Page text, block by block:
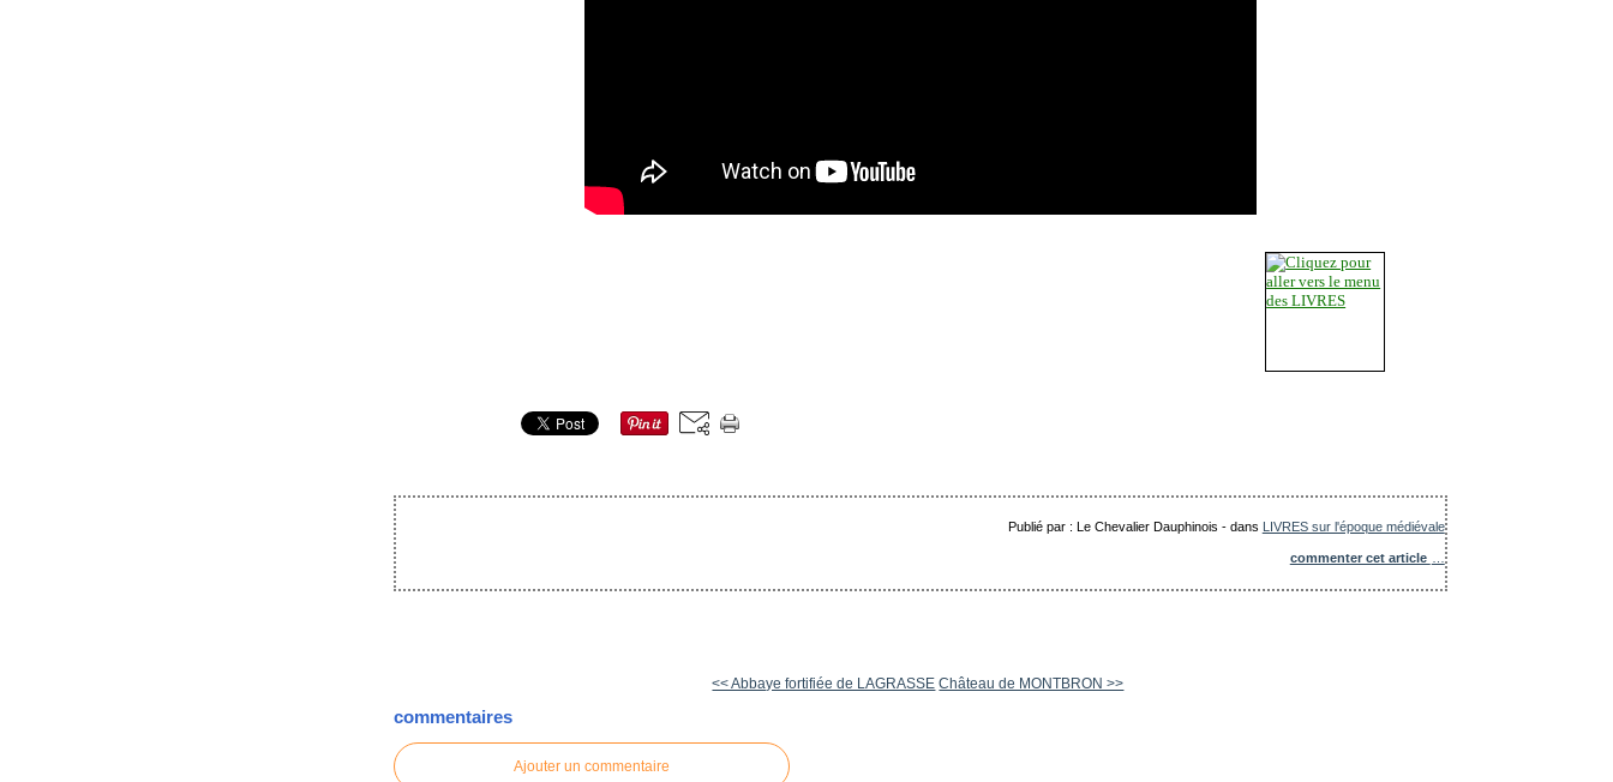
Publié par : Le Chevalier Dauphinois -dans LIVRES sur l'époque médiévale
commenter cet article
<< Abbaye fortifiée de LAGRASSE Château de MONTBRON >>
commentaires
Ajouter un commentaire